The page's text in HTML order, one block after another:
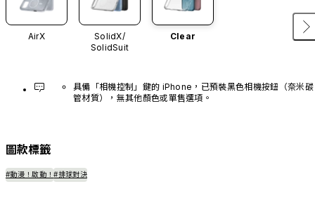
AirX
SolidX/
SolidSuit
Clear
具備「相機控制」鍵的 iPhone，已預裝黑色相機按鈕（奈米碳
管材質），無其他顏色或單售選項。
圖款標籤
#動漫！啟動！#排球對決